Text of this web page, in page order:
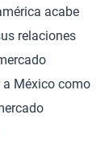
acabe
relaciones
México como